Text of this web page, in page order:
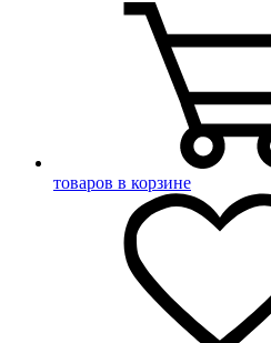
товаров в корзине